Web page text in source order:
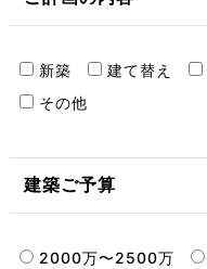
新築 建て替え
その他
建築ご予算
2000万〜2500万